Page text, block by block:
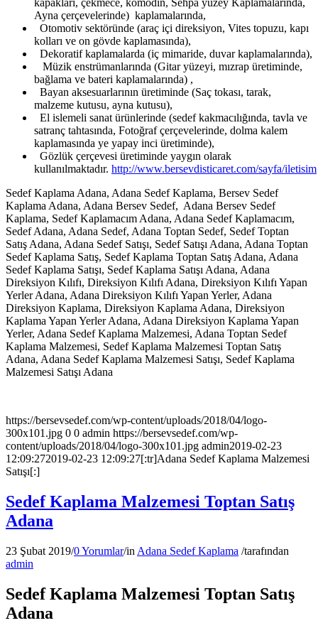
kapakları, çekmece, komodin, Sehpa yüzey Kaplamalarında,
Ayna çerçevelerinde) kaplamalarında,
Otomotiv sektöründe (araç içi direksiyon, Vites topuzu, kapı
kolları ve on gövde kaplamasında),
Dekoratif kaplamalarda (iç mimaride, duvar kaplamalarında),
Müzik enstrümanlarında (Gitar yüzeyi, mızrap üretiminde,
bağlama ve bateri kaplamalarında) ,
Bayan aksesuarlarının üretiminde (Saç tokası, tarak,
malzeme kutusu, ayna kutusu),
El islemeli sanat ürünlerinde (sedef kakmacılığında, tavla ve
satranç tahtasında, Fotoğraf çerçevelerinde, dolma kalem
kaplamasında ye yapay inci üretiminde),
Gözlük çerçevesi üretiminde yaygın olarak
kullanılmaktadır. http://www.bersevdisticaret.com/sayfa/iletisim
Sedef Kaplama Adana, Adana Sedef Kaplama, Bersev Sedef
Kaplama Adana, Adana Bersev Sedef, Adana Bersev Sedef
Kaplama, Sedef Kaplamacım Adana, Adana Sedef Kaplamacım,
Sedef Adana, Adana Sedef, Adana Toptan Sedef, Sedef Toptan
Satış Adana, Adana Sedef Satışı, Sedef Satışı Adana, Adana Toptan
Sedef Kaplama Satış, Sedef Kaplama Toptan Satış Adana, Adana
Sedef Kaplama Satışı, Sedef Kaplama Satışı Adana, Adana
Direksiyon Kılıfı, Direksiyon Kılıfı Adana, Direksiyon Kılıfı Yapan
Yerler Adana, Adana Direksiyon Kılıfı Yapan Yerler, Adana
Direksiyon Kaplama, Direksiyon Kaplama Adana, Direksiyon
Kaplama Yapan Yerler Adana, Adana Direksiyon Kaplama Yapan
Yerler, Adana Sedef Kaplama Malzemesi, Adana Toptan Sedef
Kaplama Malzemesi, Sedef Kaplama Malzemesi Toptan Satış
Adana, Adana Sedef Kaplama Malzemesi Satışı, Sedef Kaplama
Malzemesi Satışı Adana
https://bersevsedef.com/wp-content/uploads/2018/04/logo-
300x101.jpg 0 0 admin https://bersevsedef.com/wp-
content/uploads/2018/04/logo-300x101.jpg admin2019-02-23
12:09:272019-02-23 12:09:27[:tr]Adana Sedef Kaplama Malzemesi
Satışı[:]
Sedef Kaplama Malzemesi Toptan Satış
Adana
23 Şubat 2019/0 Yorumlar/in Adana Sedef Kaplama /tarafından
admin
Sedef Kaplama Malzemesi Toptan Satış
Adana